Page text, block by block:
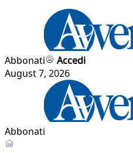
Abbonati
Accedi
August 7, 2026
Abbonati